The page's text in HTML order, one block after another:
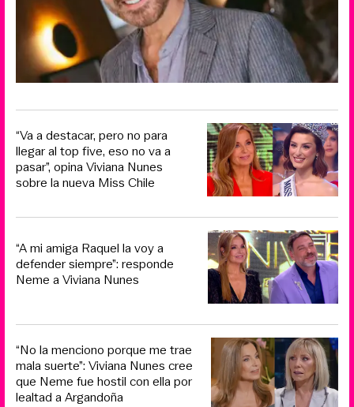
“Va a destacar, pero no para
llegar al top five, eso no va a
pasar”, opina Viviana Nunes
sobre la nueva Miss Chile
“A mi amiga Raquel la voy a
defender siempre”: responde
Neme a Viviana Nunes
“No la menciono porque me trae
mala suerte”: Viviana Nunes cree
que Neme fue hostil con ella por
lealtad a Argandoña